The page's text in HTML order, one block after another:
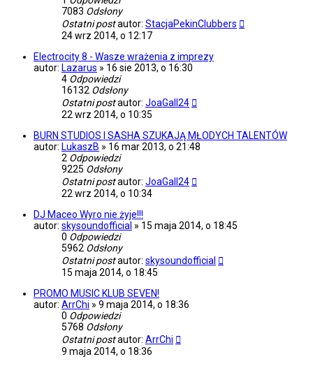
7083 Odsłony
Ostatni postautor: StacjaPekinClubbers
24 wrz 2014, o 12:17
Electrocity 8 - Wasze wrażenia z imprezy
autor: Lazarus » 16 sie 2013, o 16:30
4 Odpowiedzi
16132 Odsłony
Ostatni postautor: JoaGall24
22 wrz 2014, o 10:35
BURN STUDIOS I SASHA SZUKAJĄ MŁODYCH TALENTÓW
autor: LukaszB » 16 mar 2013, o 21:48
2 Odpowiedzi
9225 Odsłony
Ostatni postautor: JoaGall24
22 wrz 2014, o 10:34
DJ Maceo Wyro nie żyje!!!
autor: skysoundofficial » 15 maja 2014, o 18:45
0 Odpowiedzi
5962 Odsłony
Ostatni postautor: skysoundofficial
15 maja 2014, o 18:45
PROMO MUSIC KLUB SEVEN!
autor: ArrChi » 9 maja 2014, o 18:36
0 Odpowiedzi
5768 Odsłony
Ostatni postautor: ArrChi
9 maja 2014, o 18:36